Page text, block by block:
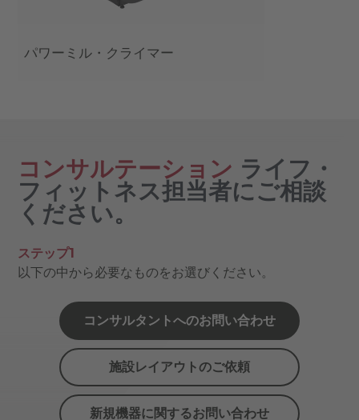
パワーミル・クライマー
コンサルテーション ライフ・
フィットネス担当者にご相談
ください。
ステップ1
以下の中から必要なものをお選びください。
コンサルタントへのお問い合わせ
施設レイアウトのご依頼
新規機器に関するお問い合わせ